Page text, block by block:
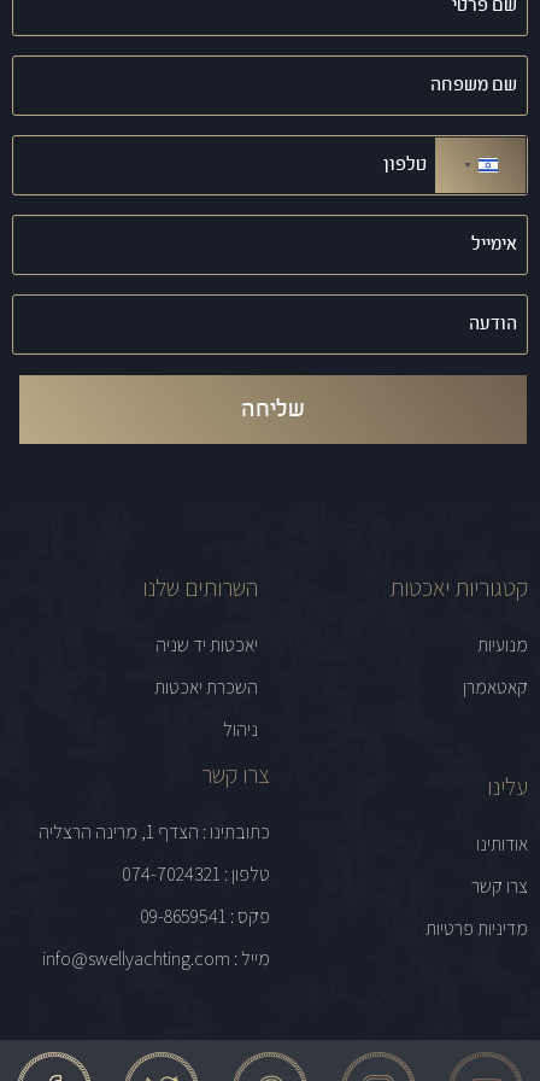
שם
משפחה
טלפון
(חובה)
ישראל +972
אימייל
(חובה)
הודעה
קטגוריות יאכטות
מנועיות
קאטאמרן
השרותים שלנו
יאכטות יד שניה
השכרת יאכטות
ניהול
עלינו
אודותינו
צרו קשר
מדיניות פרטיות
צרו קשר
כתובתינו : הצדף 1, מרינה הרצליה
טלפון : 074-7024321
פקס : 09-8659541
מייל : info@swellyachting.com